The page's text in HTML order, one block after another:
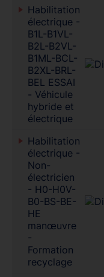
Habilitation
électrique -
B1L-B1VL-
B2L-B2VL-
B1ML-BCL-
B2XL-BRL-
BEL ESSAI
- Véhicule
hybride et
électrique
Habilitation
électrique -
Non-
électricien
- H0-H0V-
B0-BS-BE-
HE
manœuvre
-
Formation
recyclage